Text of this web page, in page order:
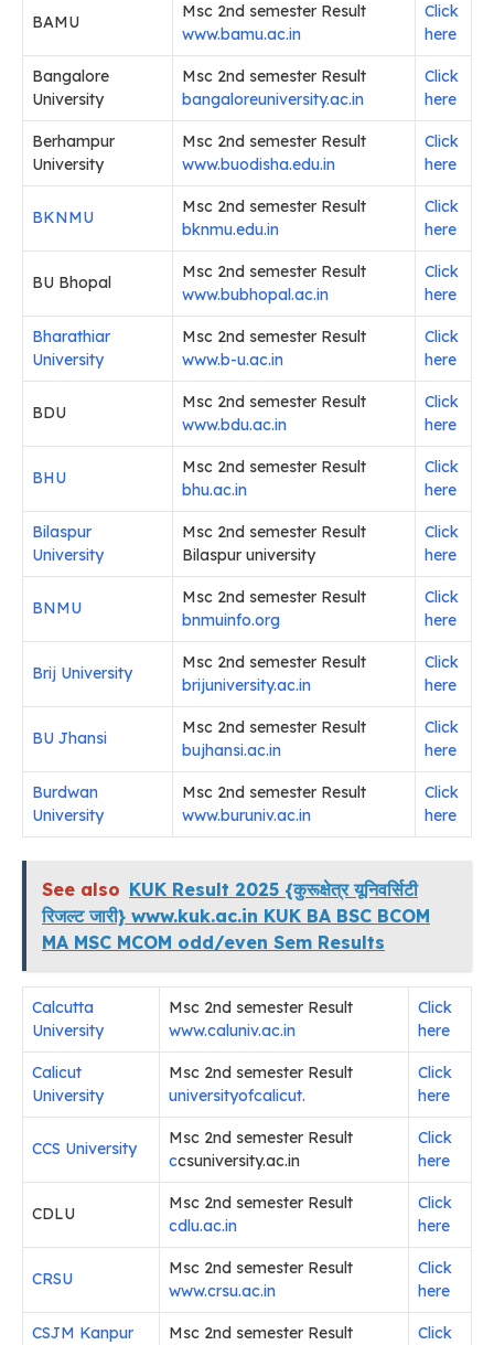
BAMU
Msc 2nd semester Result
www.bamu.ac.in
Click
here
Bangalore
University
Msc 2nd semester Result
bangaloreuniversity.ac.in
Click
here
Berhampur
University
Msc 2nd semester Result
www.buodisha.edu.in
Click
here
BKNMU
Msc 2nd semester Result
bknmu.edu.in
Click
here
BU Bhopal
Msc 2nd semester Result
www.bubhopal.ac.in
Click
here
Bharathiar
University
Msc 2nd semester Result
www.b-u.ac.in
Click
here
BDU
Msc 2nd semester Result
www.bdu.ac.in
Click
here
BHU
Msc 2nd semester Result
bhu.ac.in
Click
here
Bilaspur
University
Msc 2nd semester Result
Bilaspur university
Click
here
BNMU
Msc 2nd semester Result
bnmuinfo.org
Click
here
Brij University
Msc 2nd semester Result
brijuniversity.ac.in
Click
here
BU Jhansi
Msc 2nd semester Result
bujhansi.ac.in
Click
here
Burdwan
University
Msc 2nd semester Result
www.buruniv.ac.in
Click
here
See also KUK Result 2025 {कुरूक्षेत्र यूनिवर्सिटी
रिजल्ट जारी} www.kuk.ac.in KUK BA BSC BCOM
MA MSC MCOM odd/even Sem Results
Calcutta
University
Msc 2nd semester Result
www.caluniv.ac.in
Click
here
Calicut
University
Msc 2nd semester Result
universityofcalicut.
Click
here
CCS University
Msc 2nd semester Result
ccsuniversity.ac.in
Click
here
CDLU
Msc 2nd semester Result
cdlu.ac.in
Click
here
CRSU
Msc 2nd semester Result
www.crsu.ac.in
Click
here
CSJM Kanpur
Msc 2nd semester Result
Click